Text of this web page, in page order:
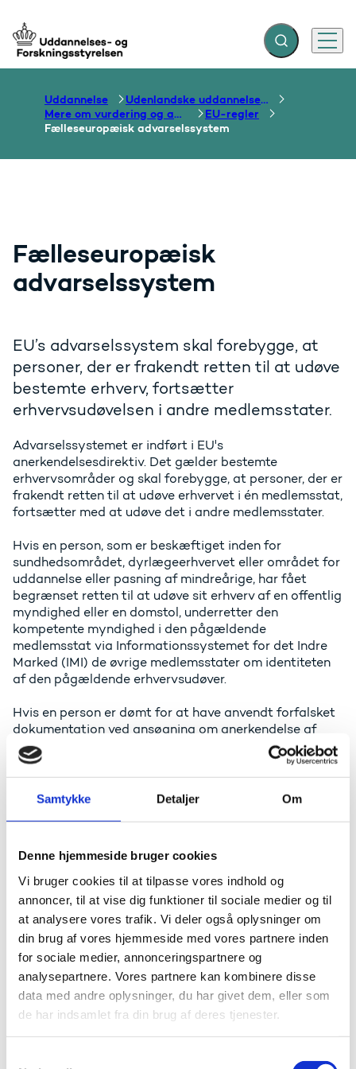
Samtykke Detaljer Om
Denne hjemmeside bruger cookies
Vi bruger cookies til at tilpasse vores indhold og
annoncer, til at vise dig funktioner til sociale medier og til
at analysere vores trafik. Vi deler også oplysninger om
din brug af vores hjemmeside med vores partnere inden
for sociale medier, annonceringspartnere og
analysepartnere. Vores partnere kan kombinere disse
data med andre oplysninger, du har givet dem, eller som
de har indsamlet fra din brug af deres tjenester.
Gå til forsiden Fold søgefelt ud
Menu
Uddannelse
Udenlandske uddannelser og dokumentation over grænser
Mere om vurdering og anerkendelse
EU-regler
Fælleseuropæisk advarselssystem
Fælleseuropæisk
advarselssystem
EU’s advarselssystem skal forebygge, at
personer, der er frakendt retten til at udøve
bestemte erhverv, fortsætter
erhvervsudøvelsen i andre medlemsstater.
Advarselssystemet er indført i EU's
anerkendelsesdirektiv. Det gælder bestemte
erhvervsområder og skal forebygge, at personer, der er
frakendt retten til at udøve erhvervet i én medlemsstat,
fortsætter med at udøve det i andre medlemsstater.
Hvis en person, som er beskæftiget inden for
sundhedsområdet, dyrlægeerhvervet eller området for
uddannelse eller pasning af mindreårige, har fået
begrænset retten til at udøve sit erhverv af en offentlig
myndighed eller en domstol, underretter den
kompetente myndighed i den pågældende
medlemsstat via Informationssystemet for det Indre
Marked (IMI) de øvrige medlemsstater om identiteten
af den pågældende erhvervsudøver.
Hvis en person er dømt for at have anvendt forfalsket
dokumentation ved ansøgning om anerkendelse af
erhvervsmæssige kvalifikationer, uanset hvilket
lovreguleret erhverv der er tale om, skal den
kompetente myndighed i den pågældende
medlemsstat tilsvarende underrette de øvrige
Europa-Kommissionens gennemførelsesforordning om
emnet.
Direktivbestemmelserne om advarselssystemet er
gennemført i anerkendelsesloven, og Uddannelses- og
Forskningsstyrelsen fungerer som
advarselskoordinator i IMI-systemet.
Se også: